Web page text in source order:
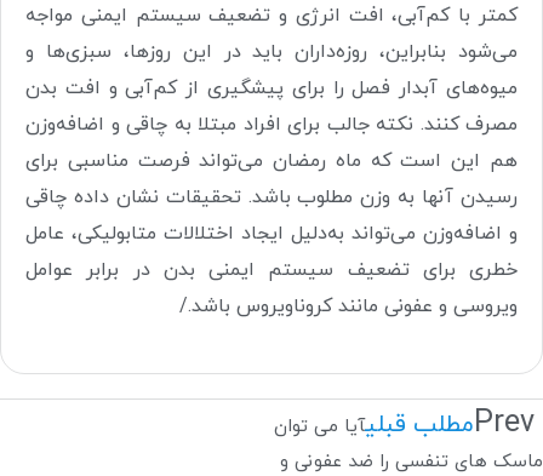
کمتر با کم‌آبی، افت انرژی و تضعیف سیستم ایمنی مواجه
می‌شود بنابراین، روزه‌داران باید در این روزها، سبزی‌ها و
میوه‌های آبدار فصل را برای پیشگیری از کم‌آبی و افت بدن
مصرف کنند. نکته جالب برای افراد مبتلا به چاقی و اضافه‌وزن
هم این است که ماه رمضان می‌تواند فرصت مناسبی برای
رسیدن آنها به وزن مطلوب باشد. تحقیقات نشان داده‌ چاقی
و اضافه‌وزن می‌تواند به‌دلیل ایجاد اختلالات متابولیکی، عامل
خطری برای تضعیف سیستم ایمنی بدن در برابر عوامل
ویروسی و عفونی مانند کروناویروس باشد.
/
Prevمطلب قبلیآیا می توان
ماسک های تنفسی را ضد عفونی و